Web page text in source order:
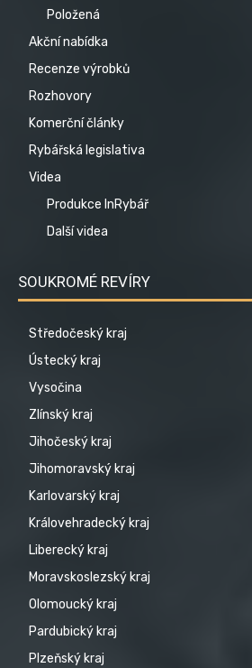
Položená
Akční nabídka
Recenze výrobků
Rozhovory
Komerční články
Rybářská legislativa
Videa
Produkce InRybář
Další videa
SOUKROMÉ REVÍRY
Středočeský kraj
Ústecký kraj
Vysočina
Zlínský kraj
Jihočeský kraj
Jihomoravský kraj
Karlovarský kraj
Královehradecký kraj
Liberecký kraj
Moravskoslezský kraj
Olomoucký kraj
Pardubický kraj
Plzeňský kraj